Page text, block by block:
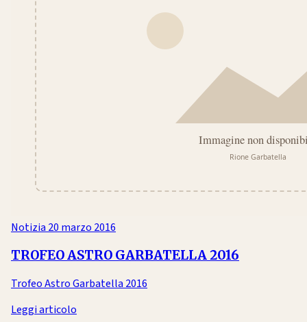
Notizia 20 marzo 2016
TROFEO ASTRO GARBATELLA 2016
Trofeo Astro Garbatella 2016
Leggi articolo